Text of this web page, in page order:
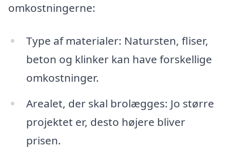
omkostningerne:
Type af materialer: Natursten, fliser,
beton og klinker kan have forskellige
omkostninger.
Arealet, der skal brolægges: Jo større
projektet er, desto højere bliver
prisen.